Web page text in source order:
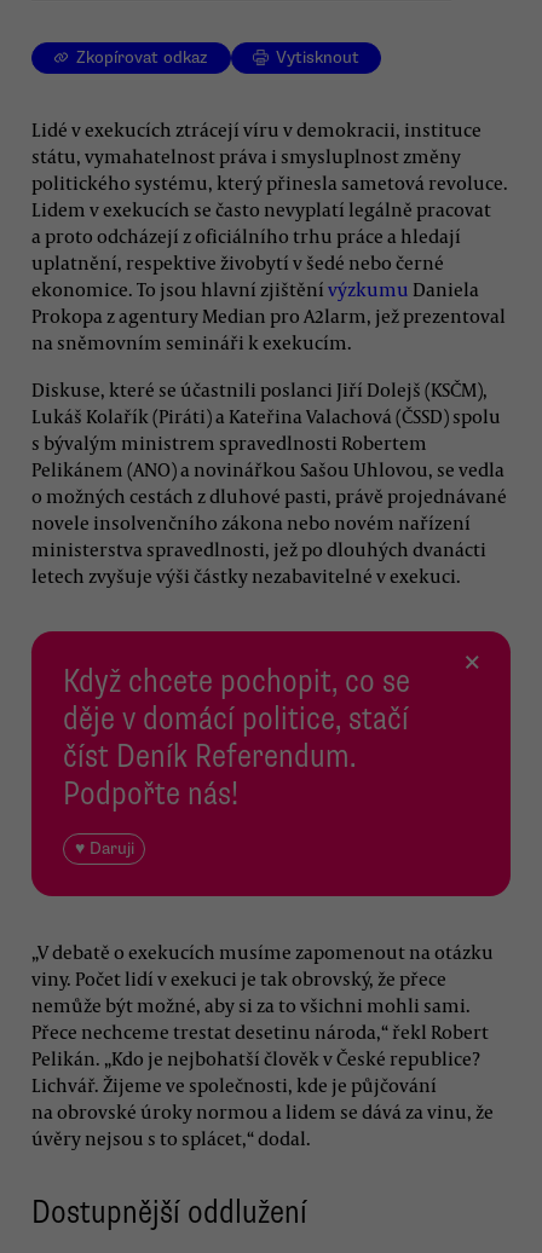
Zkopírovat odkaz Vytisknout
Lidé v exekucích ztrácejí víru v demokracii, instituce
státu, vymahatelnost práva i smysluplnost změny
politického systému, který přinesla sametová revoluce.
Lidem v exekucích se často nevyplatí legálně pracovat
a proto odcházejí z oficiálního trhu práce a hledají
uplatnění, respektive živobytí v šedé nebo černé
ekonomice. To jsou hlavní zjištění výzkumu Daniela
Prokopa z agentury Median pro A2larm, jež prezentoval
na sněmovním semináři k exekucím.
Diskuse, které se účastnili poslanci Jiří Dolejš (KSČM),
Lukáš Kolařík (Piráti) a Kateřina Valachová (ČSSD) spolu
s bývalým ministrem spravedlnosti Robertem
Pelikánem (ANO) a novinářkou Sašou Uhlovou, se vedla
o možných cestách z dluhové pasti, právě projednávané
novele insolvenčního zákona nebo novém nařízení
ministerstva spravedlnosti, jež po dlouhých dvanácti
letech zvyšuje výši částky nezabavitelné v exekuci.
Když chcete pochopit, co se
děje v domácí politice, stačí
číst Deník Referendum.
Podpořte nás!
♥ Daruji
×
„V debatě o exekucích musíme zapomenout na otázku
viny. Počet lidí v exekuci je tak obrovský, že přece
nemůže být možné, aby si za to všichni mohli sami.
Přece nechceme trestat desetinu národa,“ řekl Robert
Pelikán. „Kdo je nejbohatší člověk v České republice?
Lichvář. Žijeme ve společnosti, kde je půjčování
na obrovské úroky normou a lidem se dává za vinu, že
úvěry nejsou s to splácet,“ dodal.
Dostupnější oddlužení